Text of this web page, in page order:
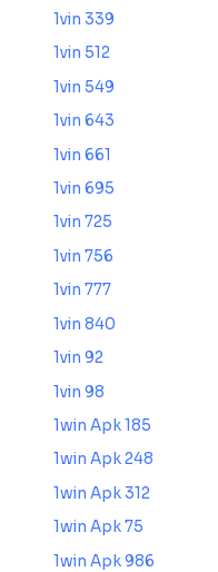
1vin 339
1vin 512
1vin 549
1vin 643
1vin 661
1vin 695
1vin 725
1vin 756
1vin 777
1vin 840
1vin 92
1vin 98
1win Apk 185
1win Apk 248
1win Apk 312
1win Apk 75
1win Apk 986